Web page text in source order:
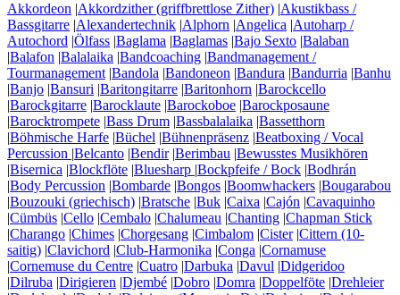
Akkordeon |Akkordzither (griffbrettlose Zither) |Akustikbass /
Bassgitarre |Alexandertechnik |Alphorn |Angelica |Autoharp /
Autochord |Ölfass |Baglama |Baglamas |Bajo Sexto |Balaban
|Balafon |Balalaika |Bandcoaching |Bandmanagement /
Tourmanagement|Bandola |Bandoneon |Bandura |Bandurria |Banhu
|Banjo |Bansuri |Baritongitarre |Baritonhorn |Barockcello
|Barockgitarre |Barocklaute |Barockoboe |Barockposaune
|Barocktrompete |Bass Drum |Bassbalalaika |Bassetthorn
|Böhmische Harfe |Büchel |Bühnenpräsenz |Beatboxing / Vocal
Percussion |Belcanto |Bendir|Berimbau |Bewusstes Musikhören
|Bisernica |Blockflöte |Bluesharp |Bockpfeife / Bock |Bodhrán
|Body Percussion |Bombarde |Bongos |Boomwhackers |Bougarabou
|Bouzouki (griechisch) |Bratsche |Buk |Caixa |Cajón |Cavaquinho
|Cümbüs |Cello |Cembalo |Chalumeau |Chanting |Chapman Stick
|Charango |Chimes |Chorgesang |Cimbalom |Cister|Cittern (10-
saitig) |Clavichord |Club-Harmonika |Conga |Cornamuse
|Cornemuse du Centre |Cuatro |Darbuka |Davul |Didgeridoo
|Dilruba |Dirigieren |Djembé |Dobro |Domra |Doppelföte |Drehleier